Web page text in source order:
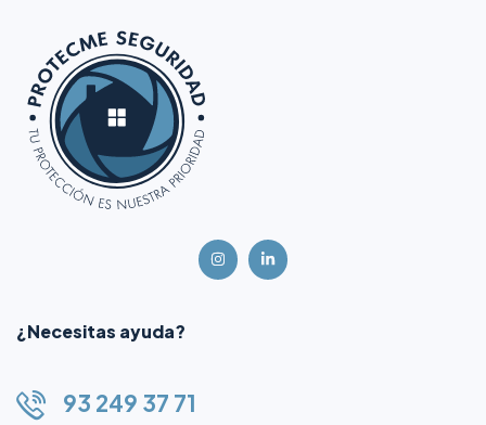
¿Necesitas ayuda?
93 249 37 71